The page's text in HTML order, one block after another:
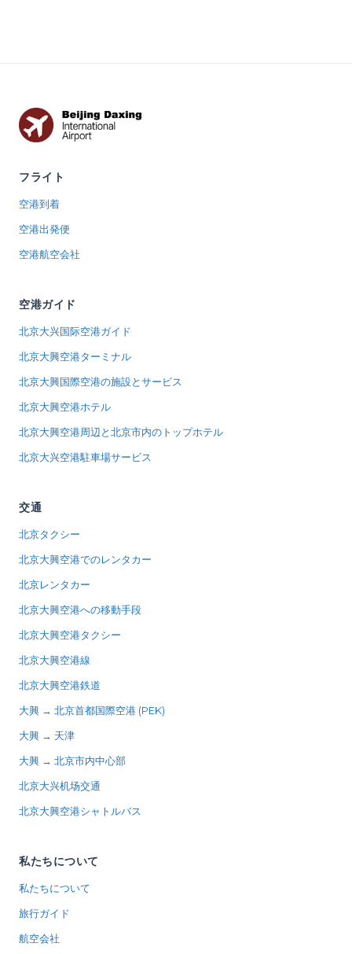
フライト
空港到着
空港出発便
空港航空会社
空港ガイド
北京大兴国际空港ガイド
北京大興空港ターミナル
北京大興国際空港の施設とサービス
北京大興空港ホテル
北京大興空港周辺と北京市内のトップホテル
北京大兴空港駐車場サービス
交通
北京タクシー
北京大興空港でのレンタカー
北京レンタカー
北京大興空港への移動手段
北京大興空港タクシー
北京大興空港線
北京大興空港鉄道
大興 → 北京首都国際空港 (PEK)
大興 → 天津
大興 → 北京市内中心部
北京大兴机场交通
北京大興空港シャトルバス
私たちについて
私たちについて
旅行ガイド
航空会社